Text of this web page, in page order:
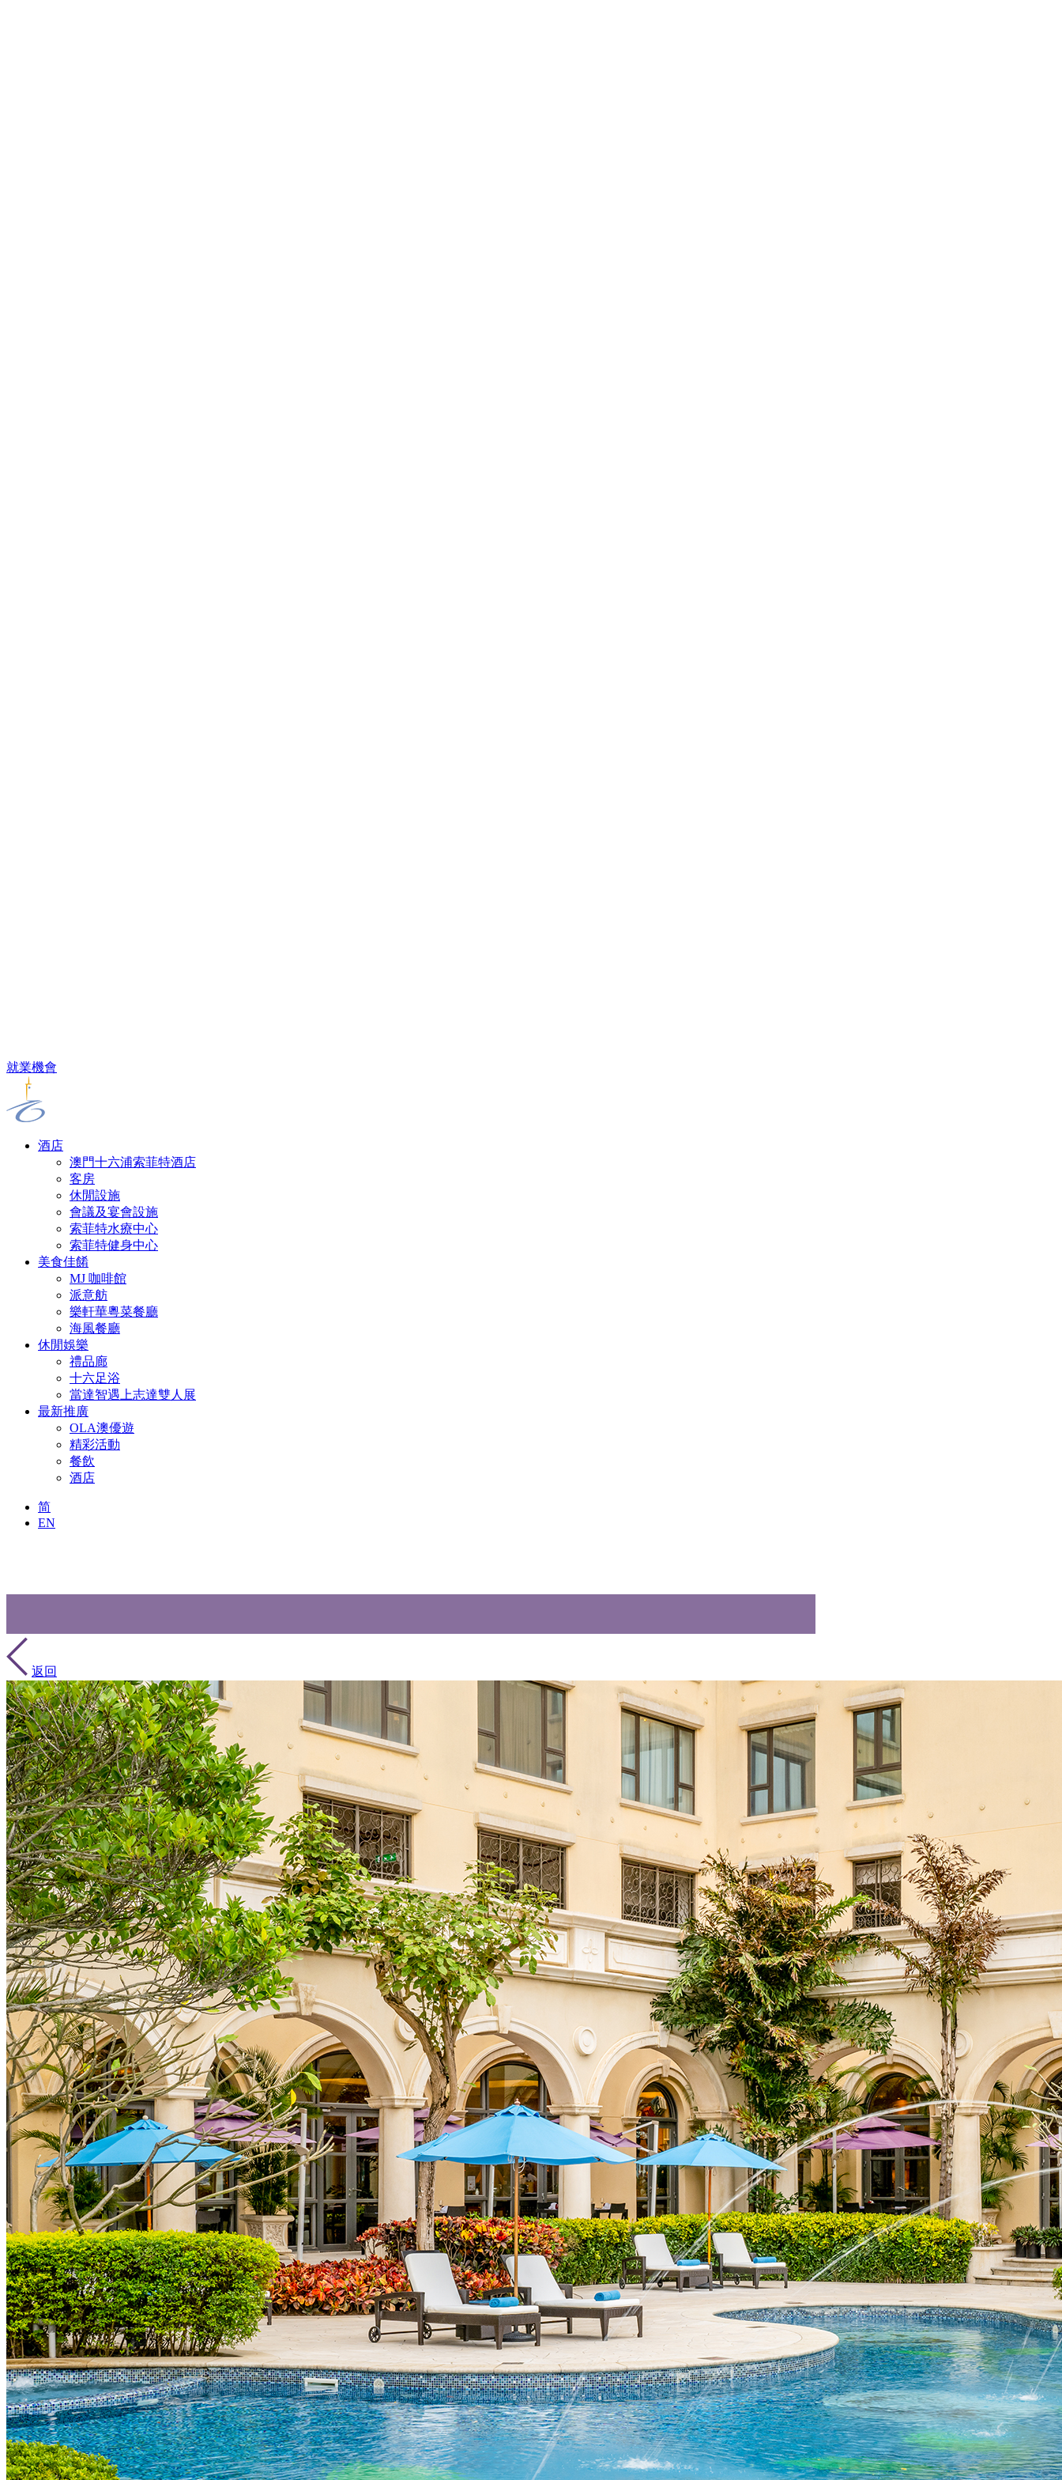
就業機會
酒店
澳門十六浦索菲特酒店
客房
休閒設施
會議及宴會設施
索菲特水療中心
索菲特健身中心
美食佳餚
MJ 咖啡館
派意舫
樂軒華粵菜餐廳
海風餐廳
休閒娛樂
禮品廊
十六足浴
當達智遇上志達雙人展
最新推廣
OLA澳優遊
精彩活動
餐飲
酒店
简
EN
返回